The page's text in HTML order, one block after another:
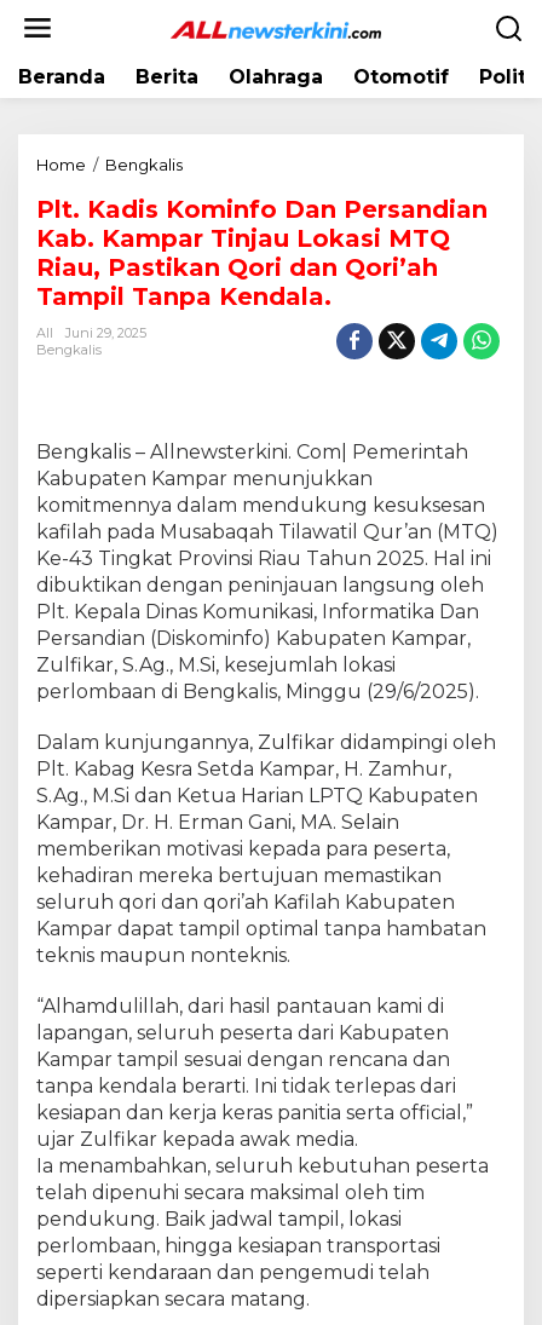
Beranda Berita Olahraga Otomotif
Home / Bengkalis
t
.
K
d
i
n
f
o
D
n
P
e
r
s
n
d
i
a
n
K
b
.
K
m
p
a
r
T
i
a
u
L
o
k
Plt. Kadis Kominfo Dan Persandian
Kab. Kampar Tinjau Lokasi MTQ
Riau, Pastikan Qori dan Qori’ah
Tampil Tanpa Kendala.
All
Juni 29, 2025
Bengkalis
Bengkalis – Allnewsterkini. Com| Pemerintah
Kabupaten Kampar menunjukkan
komitmennya dalam mendukung kesuksesan
kafilah pada Musabaqah Tilawatil Qur’an (MTQ)
Ke-43 Tingkat Provinsi Riau Tahun 2025. Hal ini
dibuktikan dengan peninjauan langsung oleh
Plt. Kepala Dinas Komunikasi, Informatika Dan
Persandian (Diskominfo) Kabupaten Kampar,
Zulfikar, S.Ag., M.Si, kesejumlah lokasi
perlombaan di Bengkalis, Minggu (29/6/2025).
Dalam kunjungannya, Zulfikar didampingi oleh
Plt. Kabag Kesra Setda Kampar, H. Zamhur,
S.Ag., M.Si dan Ketua Harian LPTQ Kabupaten
Kampar, Dr. H. Erman Gani, MA. Selain
memberikan motivasi kepada para peserta,
kehadiran mereka bertujuan memastikan
seluruh qori dan qori’ah Kafilah Kabupaten
Kampar dapat tampil optimal tanpa hambatan
teknis maupun nonteknis.
“Alhamdulillah, dari hasil pantauan kami di
lapangan, seluruh peserta dari Kabupaten
Kampar tampil sesuai dengan rencana dan
tanpa kendala berarti. Ini tidak terlepas dari
kesiapan dan kerja keras panitia serta official,”
ujar Zulfikar kepada awak media.
Ia menambahkan, seluruh kebutuhan peserta
telah dipenuhi secara maksimal oleh tim
pendukung. Baik jadwal tampil, lokasi
perlombaan, hingga kesiapan transportasi
seperti kendaraan dan pengemudi telah
dipersiapkan secara matang.